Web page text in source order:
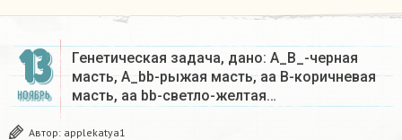
13
НОЯБРЬ
Генетическая задачa, дано: A_B_-черная
масть, А_bb-рыжая масть, aa B-коричневая
масть, aa bb-светло-желтая…
Автор: applekatya1